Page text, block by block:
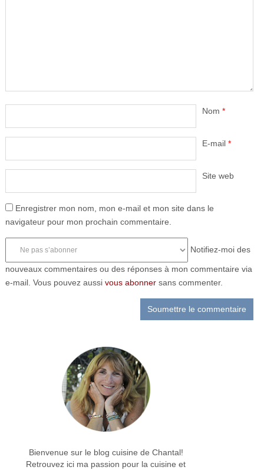
Nom *
E-mail *
Site web
Enregistrer mon nom, mon e-mail et mon site dans le
navigateur pour mon prochain commentaire.
Notifiez-moi des
nouveaux commentaires ou des réponses à mon commentaire via
e-mail. Vous pouvez aussi vous abonnersans commenter.
Bienvenue sur le blog cuisine de Chantal!
Retrouvez ici ma passion pour la cuisine et